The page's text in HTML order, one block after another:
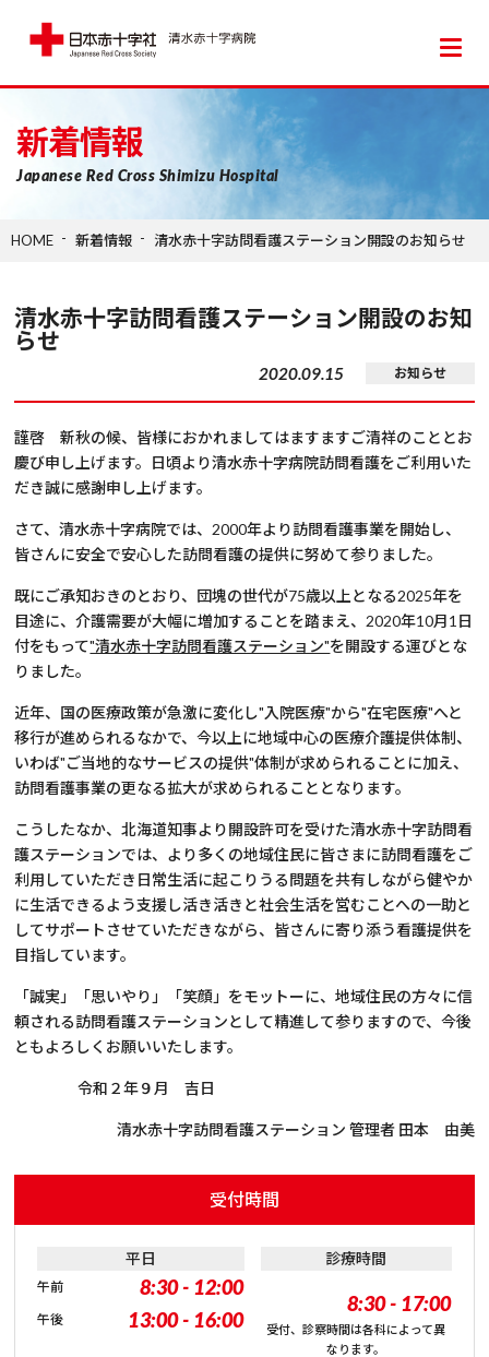
新着情報
Japanese Red Cross Shimizu Hospital
受付時間
平日
午前 8:30 - 12:00
午後 13:00 - 16:00
診療時間
8:30 - 17:00
受付、診察時間は各科によって異
なります。
HOME 新着情報 清水赤十字訪問看護ステーション開設のお知らせ
清水赤十字訪問看護ステーション開設のお知
らせ
2020.09.15 お知らせ
謹啓 新秋の候、皆様におかれましてはますますご清祥のこととお
慶び申し上げます。日頃より清水赤十字病院訪問看護をご利用いた
だき誠に感謝申し上げます。
さて、清水赤十字病院では、 2000年より訪問看護事業を開始し、
皆さんに安全で安心した訪問看護の提供に努めて参りました。
既にご承知おきのとおり、団塊の世代が75歳以上となる2025年を
目途に、介護需要が大幅に増加することを踏まえ、2020年10月1 日
付をもって"清水赤十字訪問看護ステーション"を開設する運びとな
りました。
近年、国の医療政策が急激に変化し"入院医療"から"在宅医療"へと
移行が進められるなかで、今以上に地域中心の医療介護提供体制、
いわば"ご当地的なサービスの提供"体制が求められることに加え、
訪問看護事業の更なる拡大が求められることとなります。
こうしたなか、北海道知事より開設許可を受けた清水赤十字訪問看
護ステーションでは、より多くの地域住民に皆さまに訪問看護をご
利用していただき日常生活に起こりうる問題を共有しながら健やか
に生活できるよう支援し活き活きと社会生活を営むことへの一助と
してサポートさせていただきながら、皆さんに寄り添う看護提供を
目指しています。
「誠実」「思いやり」「笑顔」をモットーに、地域住民の方々に信
頼される訪問看護ステーションとして精進して参りますので、今後
ともよろしくお願いいたします。
令和２年９月 吉日
清水赤十字訪問看護ステーション 管理者 田本 由美